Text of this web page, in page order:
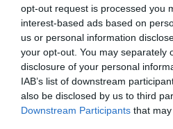
opt-out request is processed you
interest-based ads based on
us or personal information
your opt-out. You may separately
disclosure of your personal
IAB’s list of downstream
also be disclosed by us to third
Downstream Participants that